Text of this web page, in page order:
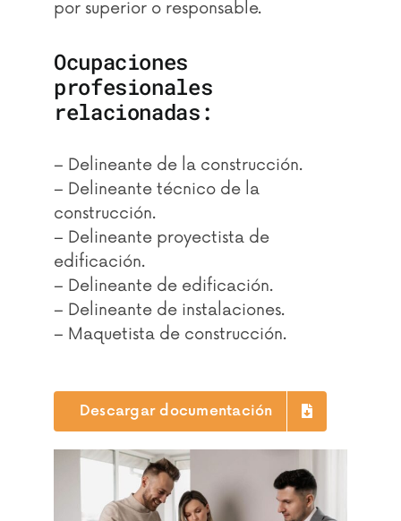
por superior o responsable.
Ocupaciones
profesionales
relacionadas:
– Delineante de la construcción.
– Delineante técnico de la
construcción.
– Delineante proyectista de
edificación.
– Delineante de edificación.
– Delineante de instalaciones.
– Maquetista de construcción.
Descargar documentación